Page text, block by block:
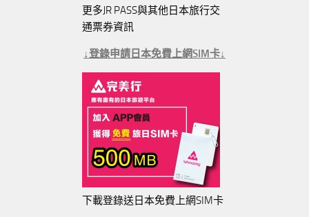
更多JR PASS與其他日本旅行交
通票券資訊
↓登錄申請日本免費上網SIM卡↓
下載登錄送日本免費上網SIM卡